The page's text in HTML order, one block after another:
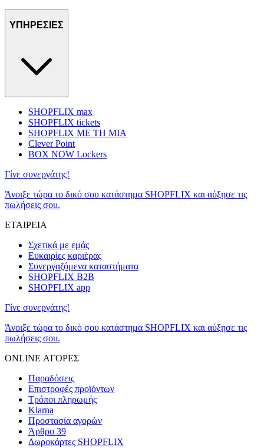
ΥΠΗΡΕΣΙΕΣ
SHOPFLIX max
SHOPFLIX tickets
SHOPFLIX ΜΕ ΤΗ ΜΙΑ
Clever Point
BOX NOW Lockers
Γίνε συνεργάτης!
Άνοιξε τώρα το δικό σου κατάστημα SHOPFLIX και αύξησε τις
πωλήσεις σου.
ΕΤΑΙΡΕΙΑ
Σχετικά με εμάς
Ευκαιρίες καριέρας
Συνεργαζόμενα καταστήματα
SHOPFLIX B2B
SHOPFLIX app
Γίνε συνεργάτης!
Άνοιξε τώρα το δικό σου κατάστημα SHOPFLIX και αύξησε τις
πωλήσεις σου.
ONLINE ΑΓΟΡΕΣ
Παραδόσεις
Επιστροφές προϊόντων
Τρόποι πληρωμής
Klarna
Προστασία αγορών
Άρθρο 39
Δωροκάρτες SHOPFLIX